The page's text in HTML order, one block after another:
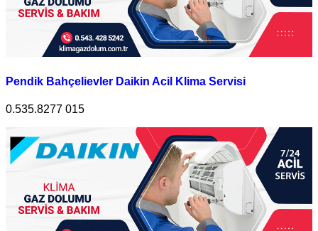
Pendik Bahçelievler Daikin Acil Klima Servisi
0.535.8277 015